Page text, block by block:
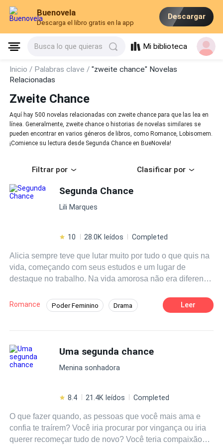
Buenovela
Descarga el libro gratis en la app
Descargar
Busca lo que quieras Mi biblioteca
Inicio / Palabras clave /"zweite chance" Novelas
Relacionadas
Zweite Chance
Aquí hay 500 novelas relacionadas con zweite chance para que las lea en
línea. Generalmente, zweite chance o historias de novelas similares se
pueden encontrar en varios géneros de libros, como Romance, Lobisomem.
¡Comience su lectura desde Segunda Chance en BueNovela!
Filtrar por Clasificar por
Segunda Chance
Lili Marques
10 28.0K leídos Completed
Alicia sempre teve que lutar muito por tudo o que quis na
vida, começando com seus estudos e um lugar de
destaque no trabalho. Na vida amorosa não era diferente,
abusivo, ela finalmente achou que tinha encontrado o
amor quando conheceu Paulo, mas quando engravidou
lhe resta é a melhor amiga que oferece ajuda. Ela só não
esperava que o vizinho engraçadinho fosse mexer com
seus sentimentos de uma forma tão forte. Jack aprendeu
sofrer anos com o luto ele finalmente está se abrindo a
vizinhança. A mulher era uma tentação e mesmo que ele
tentasse se segurar, estava ficando cada vez mais difícil
não se render aos desejos que ela estava despertando.
Romance Poder Feminino Drama
Divórcio
Leer
Uma segunda chance
Menina sonhadora
8.4 21.4K leídos Completed
O que fazer quando, as pessoas que você mais ama e
confia te traírem? Você iria procurar por vingança ou iria
querer recomeçar tudo de novo? Você teria compaixão